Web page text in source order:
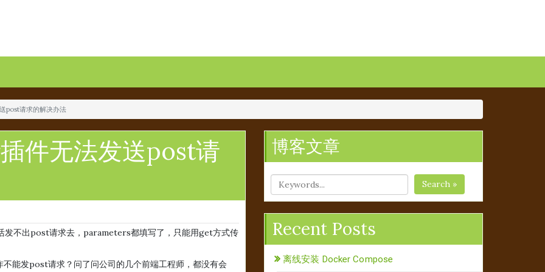
post请求的解决办法
件无法发送post请
不出post请求去，parameters都填写了，只能用get方式传
能发post请求？问了问公司的几个前端工程师，都没有会
博客文章
Search »
Recent Posts
离线安装 Docker Compose